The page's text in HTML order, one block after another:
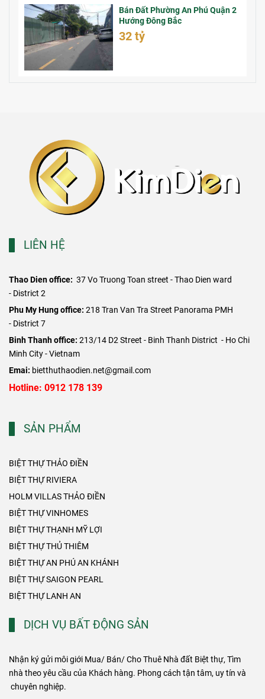
Bán Đất Phường An Phú Quận 2
Hướng Đông Bắc
32 tỷ
LIÊN HỆ
Thao Dien office: 37 Vo Truong Toan street - Thao Dien ward
- District 2
​Phu My Hung office: 218 Tran Van Tra Street Panorama PMH
- District 7
Binh Thanh office: 213/14 D2 Street - Binh Thanh District - Ho Chi
Minh City - Vietnam
Emai: bietthuthaodien.net@gmail.com
Hotline: 0912 178 139
SẢN PHẨM
BIỆT THỰ THẢO ĐIỀN
BIỆT THỰ RIVIERA
HOLM VILLAS THẢO ĐIỀN
BIỆT THỰ VINHOMES
BIỆT THỰ THẠNH MỸ LỢI
BIỆT THỰ THỦ THIÊM
BIỆT THỰ AN PHÚ AN KHÁNH
BIỆT THỰ SAIGON PEARL
BIỆT THỰ LANH AN
DỊCH VỤ BẤT ĐỘNG SẢN
Nhận ký gửi môi giới Mua/ Bán/ Cho Thuê Nhà đất Biệt thự, Tìm
nhà theo yêu cầu của Khách hàng. Phong cách tận tâm, uy tín và
chuyên nghiệp.